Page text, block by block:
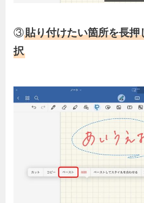
③貼り付けたい箇所を長押
択